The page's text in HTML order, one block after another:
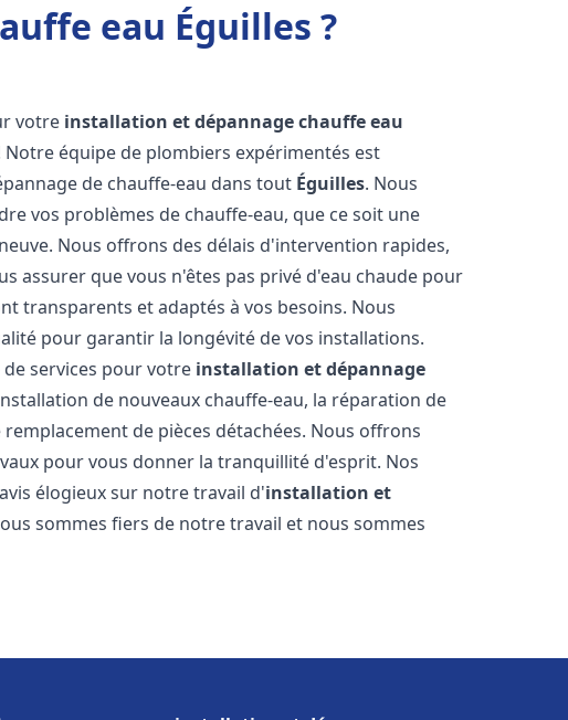
eau Éguilles ?
votre installation et dépannage chauffe eau
Notre équipe de plombiers expérimentés est
de chauffe-eau dans tout Éguilles. Nous
vos problèmes de chauffe-eau, que ce soit une
Nous offrons des délais d'intervention rapides,
assurer que vous n'êtes pas privé d'eau chaude pour
transparents et adaptés à vos besoins. Nous
pour garantir la longévité de vos installations.
services pour votre installation et dépannage
de nouveaux chauffe-eau, la réparation de
de pièces détachées. Nous offrons
pour vous donner la tranquillité d'esprit. Nos
élogieux sur notre travail d'installation et
sommes fiers de notre travail et nous sommes